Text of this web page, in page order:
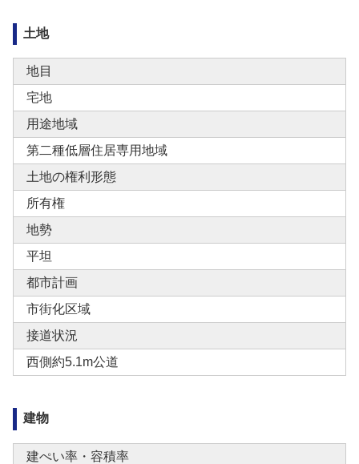
土地
地目
宅地
用途地域
第二種低層住居専用地域
土地の権利形態
所有権
地勢
平坦
都市計画
市街化区域
接道状況
西側約5.1m公道
建物
建ぺい率・容積率